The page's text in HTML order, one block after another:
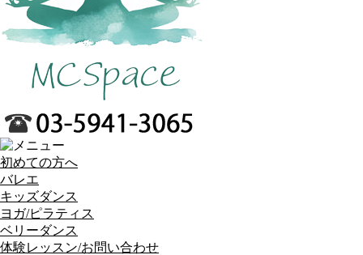
初めての方へ
バレエ
キッズダンス
ヨガ/ピラティス
ベリーダンス
体験レッスン/お問い合わせ